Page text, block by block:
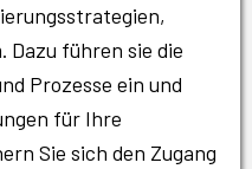
Dazu führen sie die
Prozesse ein und
für Ihre
Sie sich den Zugang